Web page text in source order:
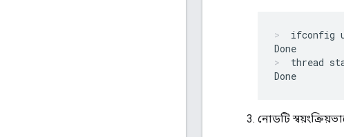
ifconfig
thread
নোডটি